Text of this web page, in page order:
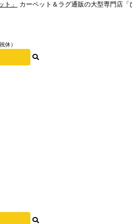
カーペット＆ラグ通販の大型専門店「
休）